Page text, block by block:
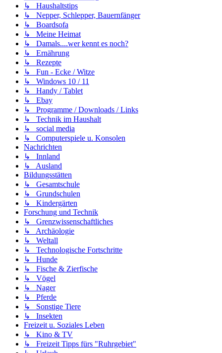
↳ Haushaltstips
↳ Nepper, Schlepper, Bauernfänger
↳ Boardsofa
↳ Meine Heimat
↳ Damals....wer kennt es noch?
↳ Ernährung
↳ Rezepte
↳ Fun - Ecke / Witze
↳ Windows 10 / 11
↳ Handy / Tablet
↳ Ebay
↳ Programme / Downloads / Links
↳ Technik im Haushalt
↳ social media
↳ Computerspiele u. Konsolen
Nachrichten
↳ Innland
↳ Ausland
Bildungsstätten
↳ Gesamtschule
↳ Grundschulen
↳ Kindergärten
Forschung und Technik
↳ Grenzwissenschaftliches
↳ Archäologie
↳ Weltall
↳ Technologische Fortschritte
↳ Hunde
↳ Fische & Zierfische
↳ Vögel
↳ Nager
↳ Pferde
↳ Sonstige Tiere
↳ Insekten
Freizeit u. Soziales Leben
↳ Kino & TV
↳ Freizeit Tipps fürs "Ruhrgebiet"